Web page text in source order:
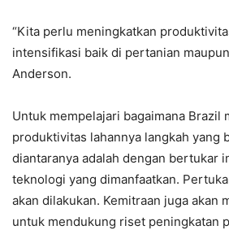
“Kita perlu meningkatkan
intensifikasi baik di pertanian
Anderson.
Untuk mempelajari bagaimana Brazil
produktivitas lahannya langkah yang
diantaranya adalah dengan bertukar
teknologi yang dimanfaatkan.
akan dilakukan. Kemitraan juga akan
untuk mendukung riset peningkatan